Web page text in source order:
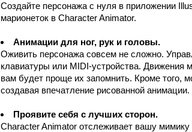
Создайте персонажа с нуля в приложении
марионеток в Character Animator.
Анимации для ног, рук и головы.
Оживить персонажа совсем не сложно.
клавиатуры или MIDI-устройства. Движения
вам будет проще их запомнить. Кроме того,
создавая впечатление рисованной анимации.
Проявите себя с лучших сторон.
Character Animator отслеживает вашу